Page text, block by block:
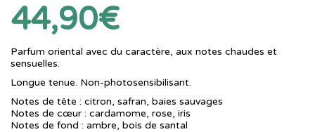
44,90€
Parfum oriental avec du caractère, aux notes chaudes et
sensuelles.
Longue tenue. Non-photosensibilisant.
Notes de tête : citron, safran, baies sauvages
Notes de cœur : cardamome, rose, iris
Notes de fond : ambre, bois de santal